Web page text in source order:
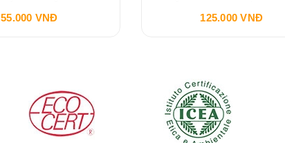
55.000 VNĐ 125.000 VNĐ